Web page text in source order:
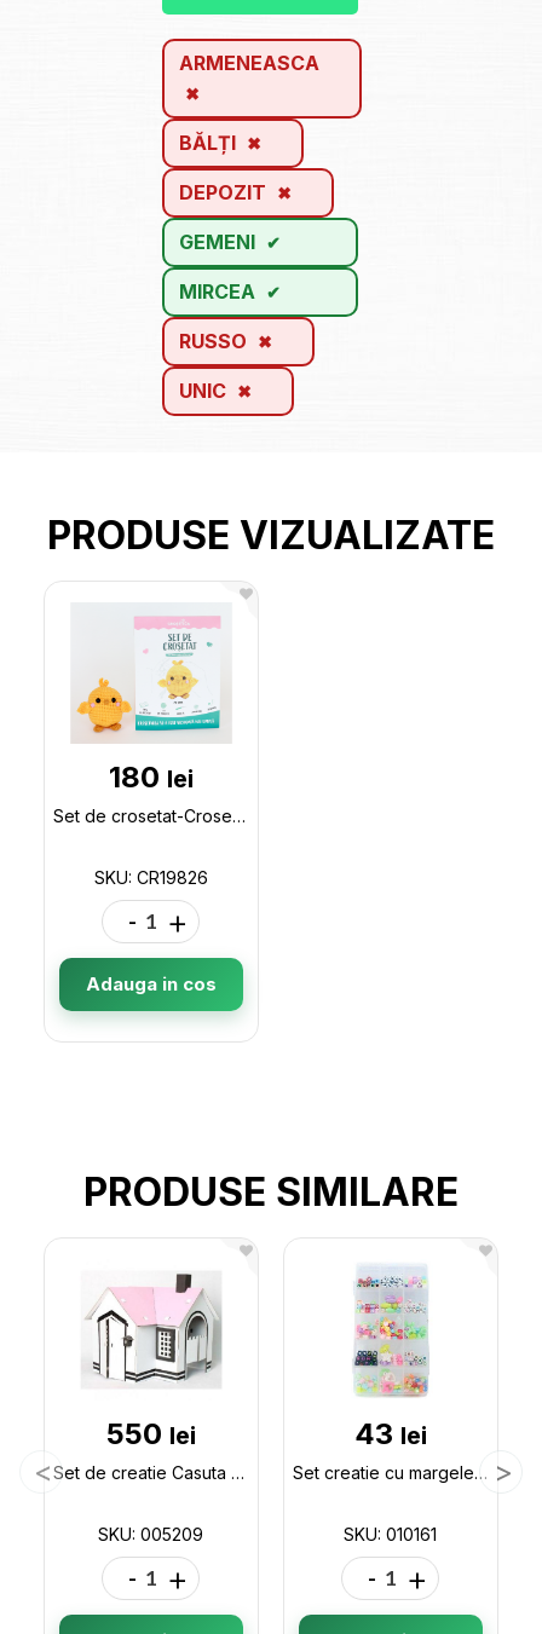
ARMENEASCA
BĂLȚI
DEPOZIT
GEMENI
MIRCEA
RUSSO
UNIC
PRODUSE VIZUALIZATE
180 lei
Set de crosetat-Crosetica (puisor) CR19826
SKU: CR19826
- +
Adauga in cos
PRODUSE SIMILARE
550 lei
Set de creatie Casuta din carton (jucarie) 005209
SKU: 005209
- +
43 lei
Set creatie cu margele ML9-6 dreptunghiulara 010161
SKU: 010161
- +